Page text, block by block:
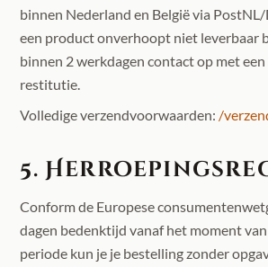
binnen Nederland en België via
een product onverhoopt niet leverbaar
binnen 2 werkdagen contact op met
restitutie.
Volledige verzendvoorwaarden: /
5.
Conform de Europese
dagen bedenktijd vanaf het moment
periode kun je je bestelling zonder